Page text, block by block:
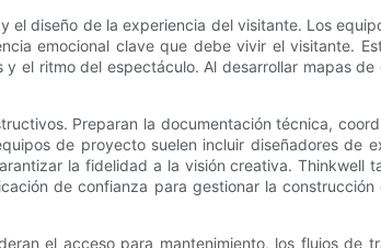
diseño de la experiencia del visitante. Los
emocional clave que debe vivir el visitante.
el ritmo del espectáculo. Al desarrollar mapas
Preparan la documentación técnica,
de proyecto suelen incluir diseñadores de
la fidelidad a la visión creativa. Thinkwell
de confianza para gestionar la
el acceso para mantenimiento, los flujos de